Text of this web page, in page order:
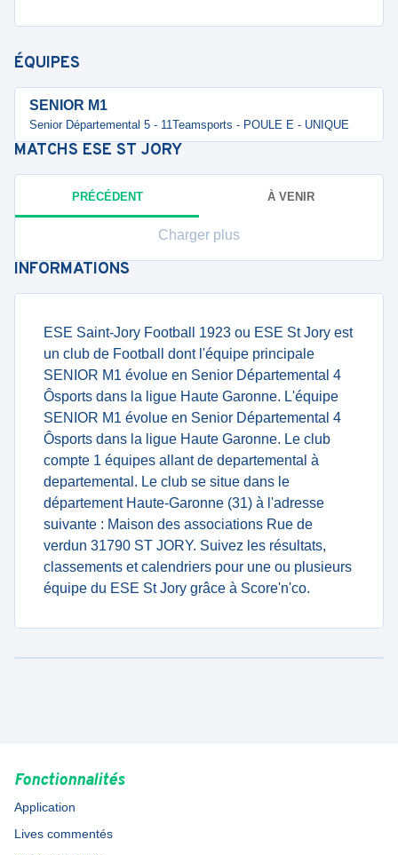
ÉQUIPES
SENIOR M1
Senior Départemental 5 - 11Teamsports - POULE E - UNIQUE
MATCHS ESE ST JORY
PRÉCÉDENT À VENIR
Charger plus
INFORMATIONS
ESE Saint-Jory Football 1923 ou ESE St Jory est
un club de Football dont l'équipe principale
SENIOR M1 évolue en Senior Départemental 4
Ôsports dans la ligue Haute Garonne. L'équipe
SENIOR M1 évolue en Senior Départemental 4
Ôsports dans la ligue Haute Garonne. Le club
compte 1 équipes allant de departemental à
departemental. Le club se situe dans le
département Haute-Garonne (31) à l'adresse
suivante : Maison des associations Rue de
verdun 31790 ST JORY. Suivez les résultats,
classements et calendriers pour une ou plusieurs
équipe du ESE St Jory grâce à Score'n'co.
Fonctionnalités
Application
Lives commentés